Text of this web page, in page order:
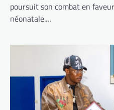
poursuit son combat en
néonatale.…